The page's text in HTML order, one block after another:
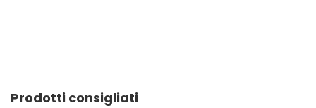
Prodotti consigliati